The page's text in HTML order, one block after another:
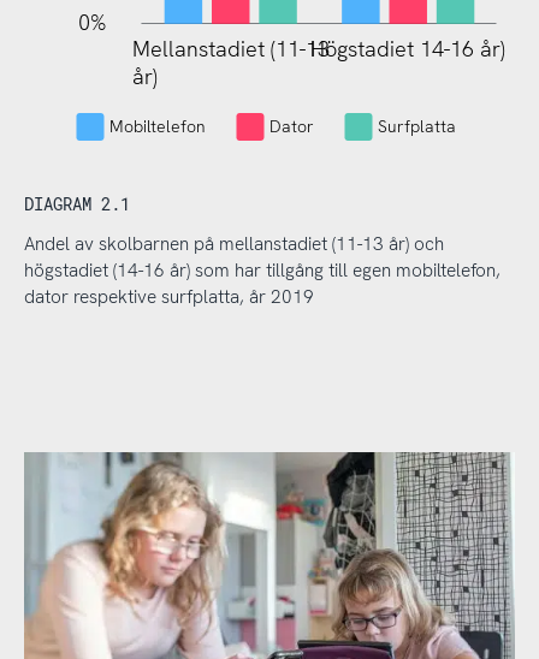
0%
Mellanstadiet (11-13
Mellanstadiet (11-13
år)
Högstadiet 14-16 år)
Mobiltelefon Dator Surfplatta
DIAGRAM 2.1
Andel av skolbarnen på mellanstadiet (11-13 år) och
högstadiet (14-16 år) som har tillgång till egen mobiltelefon,
dator respektive surfplatta, år 2019